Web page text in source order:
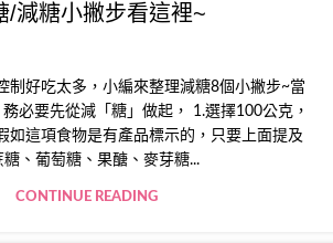
/減糖小撇步看這裡~
制好吃太多，小編來整理減糖8個小撇步~當
必要先從減「糖」做起， 1.選擇100公克，
如這項食物是有產品標示的，只要上面提及
糖、葡萄糖、果醣、麥芽糖...
CONTINUE READING